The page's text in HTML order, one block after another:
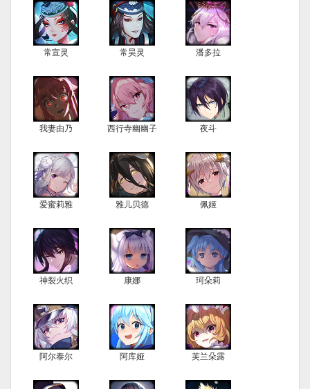
常宣灵 常昊灵 潘多拉
我妻由乃 西行寺幽幽子 夜斗
爱蜜莉雅 雅儿贝德 佩姬
神裂火织 康娜 珂朵莉
阿尔泰尔 阿库娅 芙兰朵露